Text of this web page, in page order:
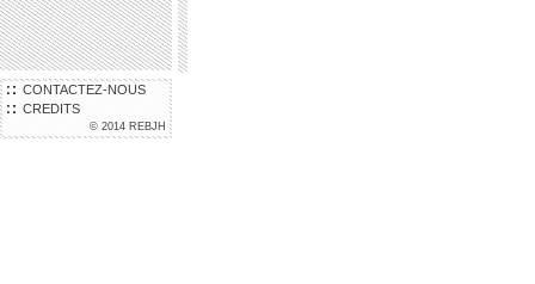
CONTACTEZ-NOUS
CREDITS
© 2014 REBJH